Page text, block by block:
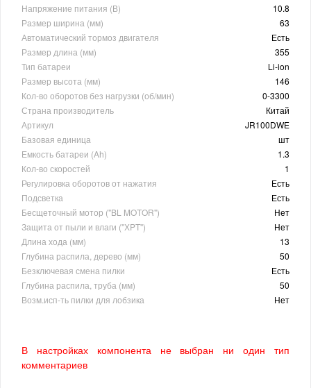
Напряжение питания (В)
10.8
Размер ширина (мм)
63
Автоматический тормоз двигателя
Есть
Размер длина (мм)
355
Тип батареи
Li-ion
Размер высота (мм)
146
Кол-во оборотов без нагрузки (об/мин)
0-3300
Страна производитель
Китай
Артикул
JR100DWE
Базовая единица
шт
Емкость батареи (Ah)
1.3
Кол-во скоростей
1
Регулировка оборотов от нажатия
Есть
Подсветка
Есть
Бесщеточный мотор ("BL MOTOR")
Нет
Защита от пыли и влаги (''ХPT'')
Нет
Длина хода (мм)
13
Глубина распила, дерево (мм)
50
Безключевая смена пилки
Есть
Глубина распила, труба (мм)
50
Возм.исп-ть пилки для лобзика
Нет
В настройках компонента не выбран ни один тип
комментариев